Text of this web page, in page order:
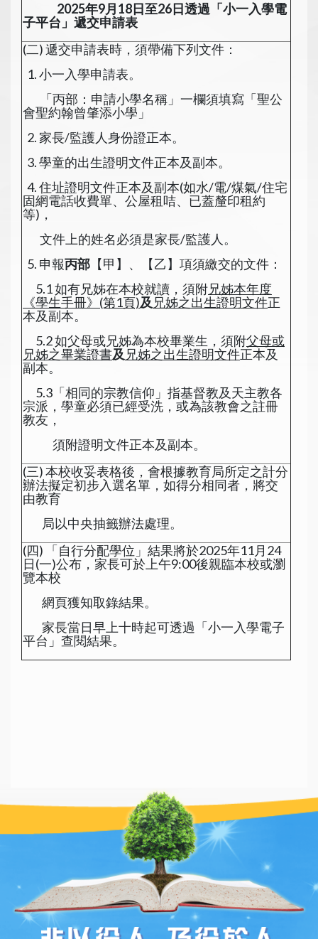
2025年9月18日至26日透過「小一入學電
子平台」遞交申請表
(二) 遞交申請表時，須帶備下列文件：
1. 小一入學申請表。
「丙部：申請小學名稱」一欄須填寫「聖公
會聖約翰曾肇添小學」
2. 家長/監護人身份證正本。
3. 學童的出生證明文件正本及副本。
4. 住址證明文件正本及副本(如水/電/煤氣/住宅
固網電話收費單、公屋租咭、已蓋釐印租約
等)，
文件上的姓名必須是家長/監護人。
5. 申報丙部 【甲】、【乙】項須繳交的文件：
5.1 如有兄姊在本校就讀，須附兄姊本年度
《學生手冊》(第1頁)及兄姊之出生證明文件正
本及副本。
5.2 如父母或兄姊為本校畢業生，須附父母或
兄姊之畢業證書及兄姊之出生證明文件正本及
副本。
5.3「相同的宗教信仰」指基督教及天主教各
宗派，學童必須已經受洗，或為該教會之註冊
教友，
須附證明文件正本及副本。
(三) 本校收妥表格後，會根據教育局所定之計分
辦法擬定初步入選名單，如得分相同者，將交
由教育
局以中央抽籤辦法處理。
(四) 「自行分配學位」結果將於2025年11月24
日(一)公布，家長可於上午9:00後親臨本校或瀏
覽本校
網頁獲知取錄結果。
家長當日早上十時起可透過「小一入學電子
平台」查閱結果。